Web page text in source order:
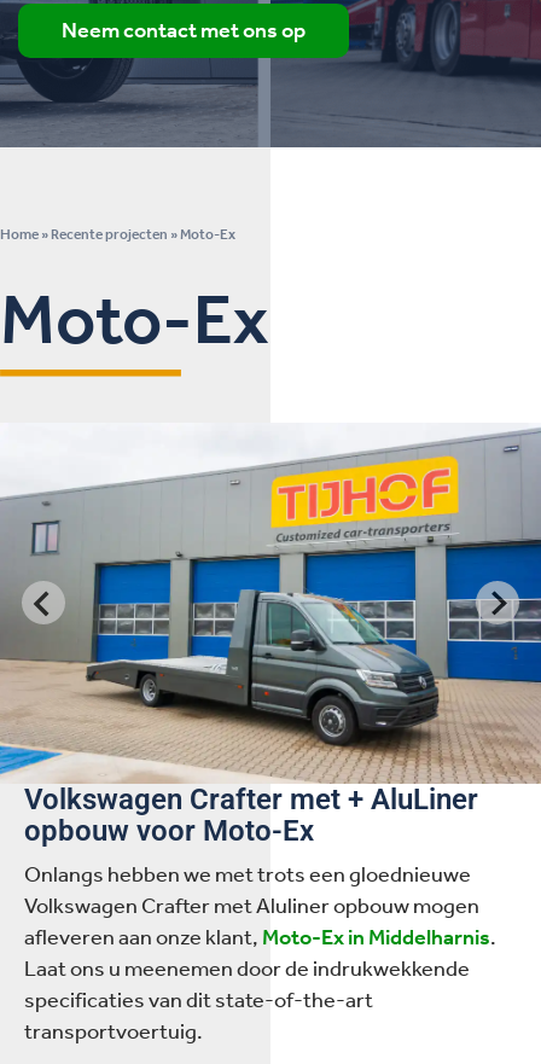
Neem contact met ons op
Home » Recente projecten »Moto-Ex
Moto-Ex
Volkswagen Crafter met + AluLiner
opbouw voor Moto-Ex
Onlangs hebben we met trots een gloednieuwe
Volkswagen Crafter met Aluliner opbouw mogen
afleveren aan onze klant, Moto-Ex in Middelharnis.
Laat ons u meenemen door de indrukwekkende
specificaties van dit state-of-the-art
transportvoertuig.